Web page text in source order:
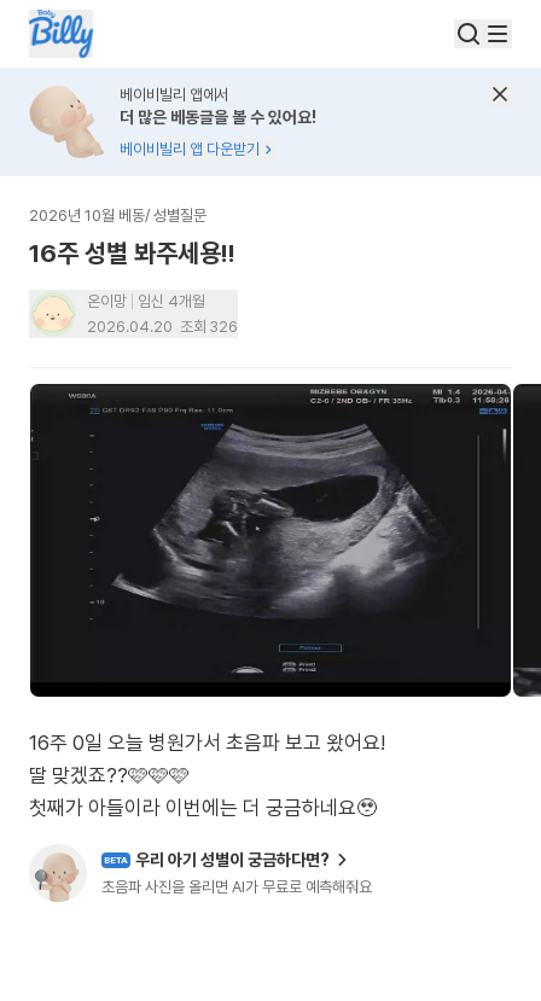
베이비빌리 앱에서
더 많은 베동글을 볼 수 있어요!
베이비빌리 앱 다운받기
2026년 10월 베동/ 성별질문
16주 성별 봐주세용!!
온이망
임신 4개월
2026.04.20 조회 326
16주 0일 오늘 병원가서 초음파 보고 왔어요!
딸 맞겠죠??🩷🩷🩷
첫째가 아들이라 이번에는 더 궁금하네요🥹
BETA 우리 아기 성별이 궁금하다면?
초음파 사진을 올리면 AI가 무료로 예측해줘요